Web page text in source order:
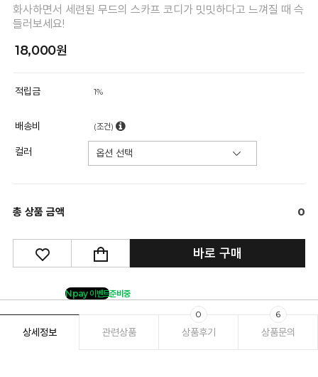
화사하면서 세련된 무드의 스카프 코디가 밋밋하다고 느껴질 때 슥
들러보세요!
18,000원
적립금 1%
배송비 (조건)
컬러
총 상품 금액 0
바로 구매
Npay 이벤트준비중
상세정보 관련상품 상품후기
0
상품문의
6